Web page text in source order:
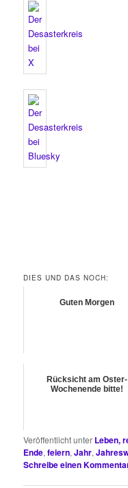
DIES UND DAS NOCH:
Guten Morgen
Rücksicht am Oster-
Wochenende bitte!
Veröffentlicht unter Leben,
Ende,feiern,Jahr,
Schreibe einen